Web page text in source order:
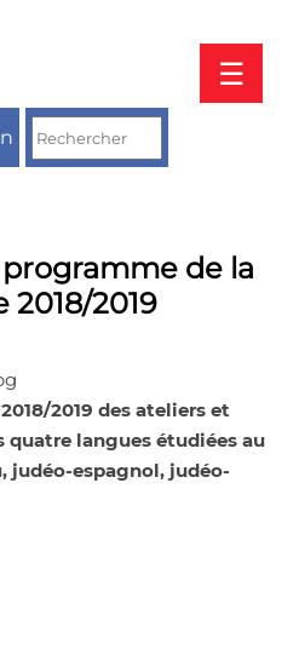
☰
de la
2018/2019
2019 des ateliers et
quatre langues étudiées au
judéo-espagnol, judéo-